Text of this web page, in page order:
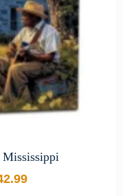
Mississippi
de prix : €29.99 à